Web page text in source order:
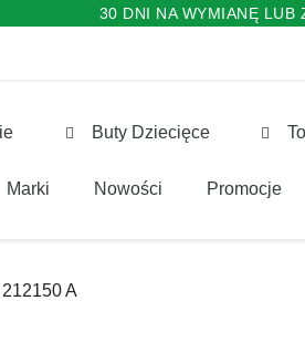
30 DNI NA WYMIANĘ LUB
Buty Dziecięce
Marki Nowości Promocje
A